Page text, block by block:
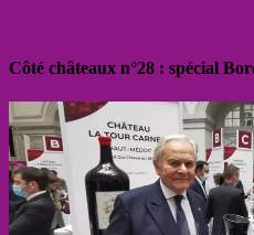
Côté châteaux n°28 : spécial